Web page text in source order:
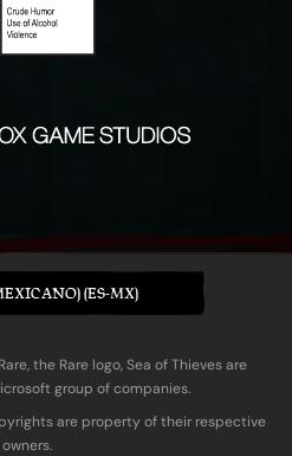
(ES-MX)
the Rare logo, Sea of Thieves are
group of companies.
are property of their respective
owners.